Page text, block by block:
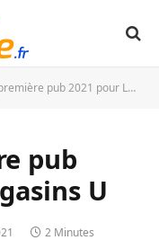
pub 2021 pour Les Magasins U
pub
U
2 Minutes